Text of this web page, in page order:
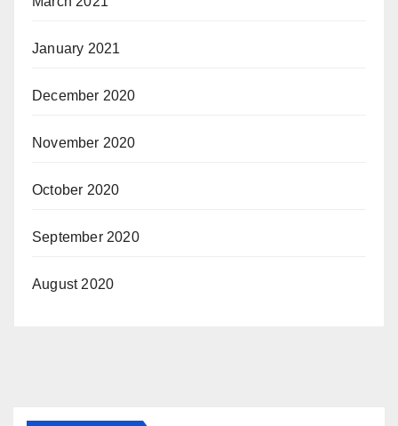
January 2021
December 2020
November 2020
October 2020
September 2020
August 2020